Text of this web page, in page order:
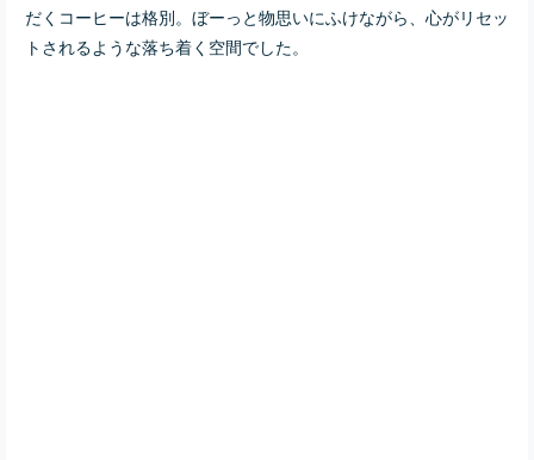
だくコーヒーは格別。ぼーっと物思いにふけながら、心がリセッ
トされるような落ち着く空間でした。